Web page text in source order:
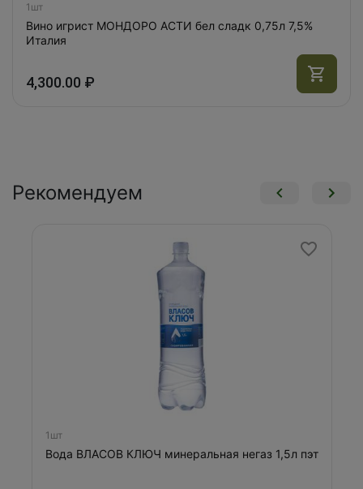
1шт
Вино игрист МОНДОРО АСТИ бел сладк 0,75л 7,5%
Италия
4,300.00 ₽
Рекомендуем
1шт
Вода ВЛАСОВ КЛЮЧ минеральная негаз 1,5л пэт